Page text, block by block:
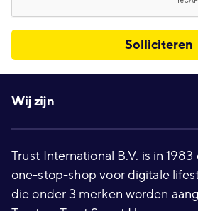
Solliciteren
Footer
Wij zijn
Trust International B.V. is in
one-stop-shop voor digitale
die onder 3 merken worden